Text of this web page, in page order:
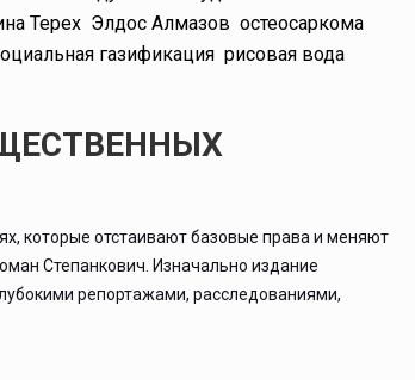
Терех Элдос Алмазов остеосаркома
газификация рисовая вода
которые отстаивают базовые права и меняют
Степанкович. Изначально издание
репортажами, расследованиями,